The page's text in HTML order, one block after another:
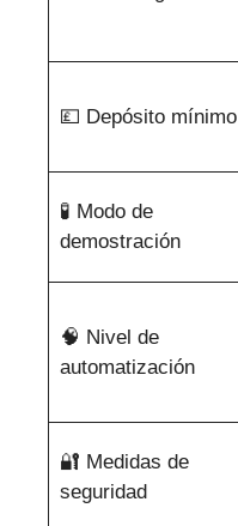
💷 Depósito mínimo
🧪 Modo de
demostración
🧠 Nivel de
automatización
🔐 Medidas de
seguridad